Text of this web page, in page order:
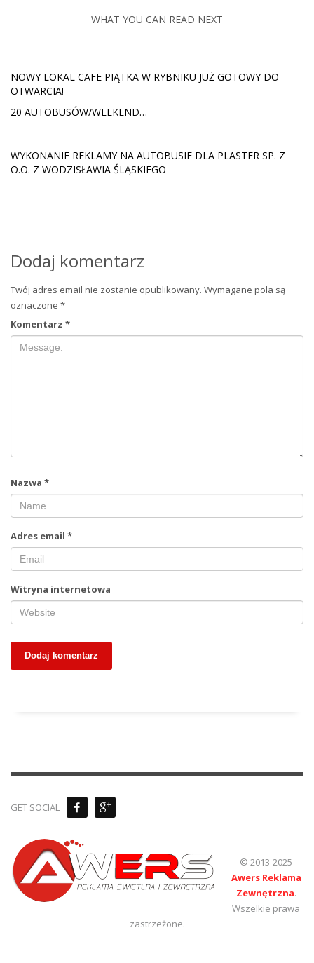
WHAT YOU CAN READ NEXT
NOWY LOKAL CAFE PIĄTKA W RYBNIKU JUŻ GOTOWY DO
OTWARCIA!
20 AUTOBUSÓW/WEEKEND…
WYKONANIE REKLAMY NA AUTOBUSIE DLA PLASTER SP. Z
O.O. Z WODZISŁAWIA ŚLĄSKIEGO
Dodaj komentarz
Twój adres email nie zostanie opublikowany. Wymagane pola są
oznaczone *
Komentarz *
Nazwa *
Adres email *
Witryna internetowa
GET SOCIAL
© 2013-2025
Awers Reklama
Zewnętrzna.
Wszelkie prawa
zastrzeżone.